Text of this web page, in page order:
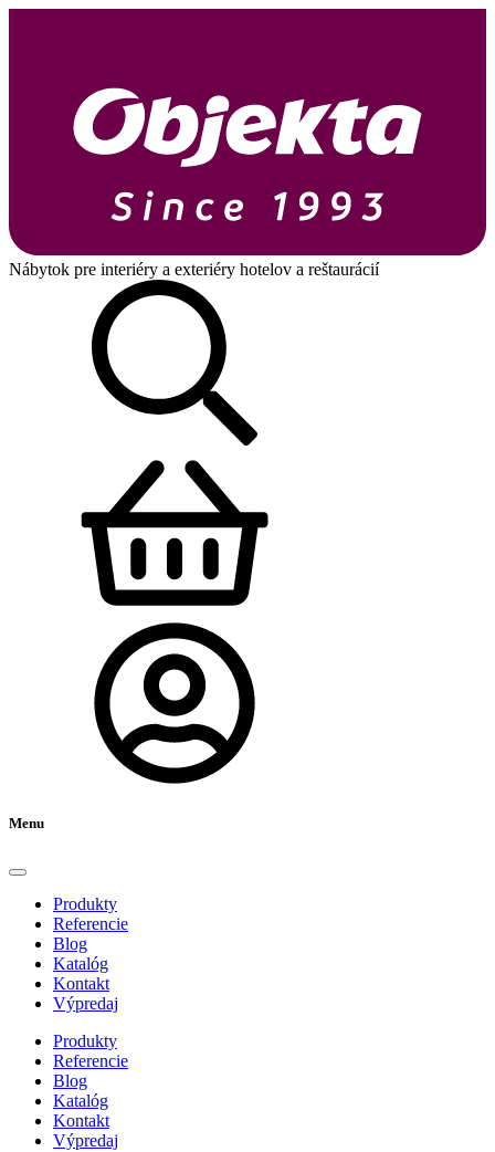
Nábytok pre interiéry a exteriéry hotelov a reštaurácií
Menu
Produkty
Referencie
Blog
Katalóg
Kontakt
Výpredaj
Produkty
Referencie
Blog
Katalóg
Kontakt
Výpredaj